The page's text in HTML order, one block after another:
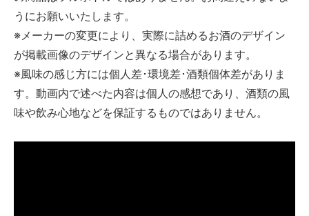
うにお願いいたします。
※メーカーの変更により、実際に詰めるお酒のデザイン
が掲載画像のデザインと異なる場合があります。
※風味の感じ方には個人差･環境差･酒類個体差がありま
す。動画内で述べた内容は個人の感想であり、酒類の風
味や飲み心地などを保証するものではありません。